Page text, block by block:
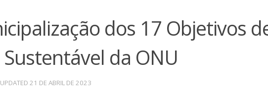
dos 17 Objetivos
da ONU
UPDATED 21 DE ABRIL DE 2023